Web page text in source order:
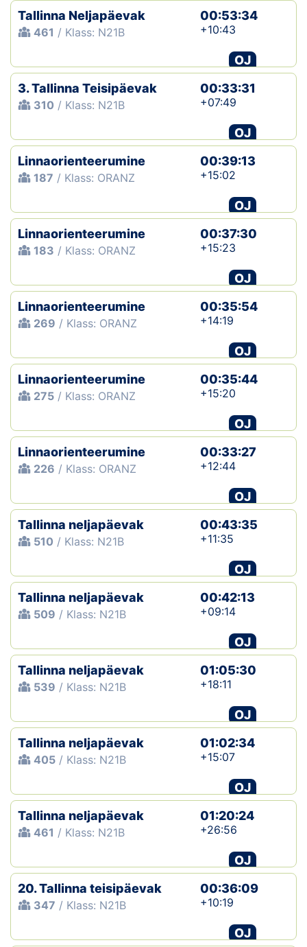
Tallinna Neljapäevak
461 / Klass: N21B
00:53:34
+10:43
OJ
3. Tallinna Teisipäevak
310 / Klass: N21B
00:33:31
+07:49
OJ
Linnaorienteerumine
187 / Klass: ORANZ
00:39:13
+15:02
OJ
Linnaorienteerumine
183 / Klass: ORANZ
00:37:30
+15:23
OJ
Linnaorienteerumine
269 / Klass: ORANZ
00:35:54
+14:19
OJ
Linnaorienteerumine
275 / Klass: ORANZ
00:35:44
+15:20
OJ
Linnaorienteerumine
226 / Klass: ORANZ
00:33:27
+12:44
OJ
Tallinna neljapäevak
510 / Klass: N21B
00:43:35
+11:35
OJ
Tallinna neljapäevak
509 / Klass: N21B
00:42:13
+09:14
OJ
Tallinna neljapäevak
539 / Klass: N21B
01:05:30
+18:11
OJ
Tallinna neljapäevak
405 / Klass: N21B
01:02:34
+15:07
OJ
Tallinna neljapäevak
461 / Klass: N21B
01:20:24
+26:56
OJ
20. Tallinna teisipäevak
347 / Klass: N21B
00:36:09
+10:19
OJ